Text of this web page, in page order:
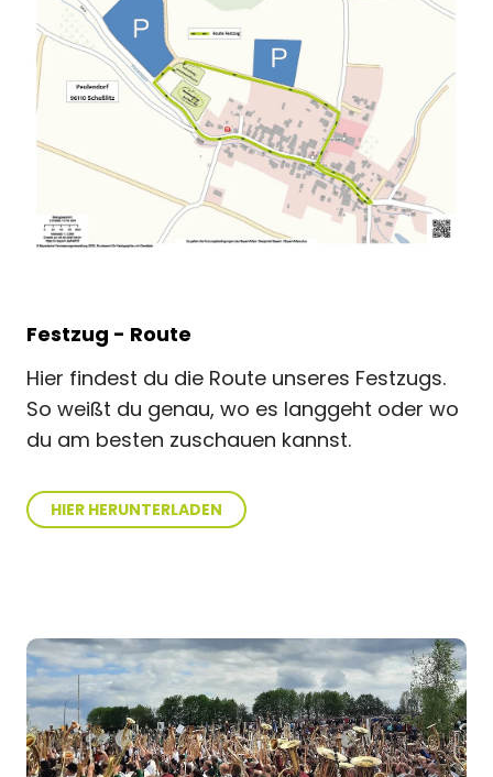
Festzug - Route
Hier findest du die Route unseres Festzugs.
So weißt du genau, wo es langgeht oder wo
du am besten zuschauen kannst.
HIER HERUNTERLADEN